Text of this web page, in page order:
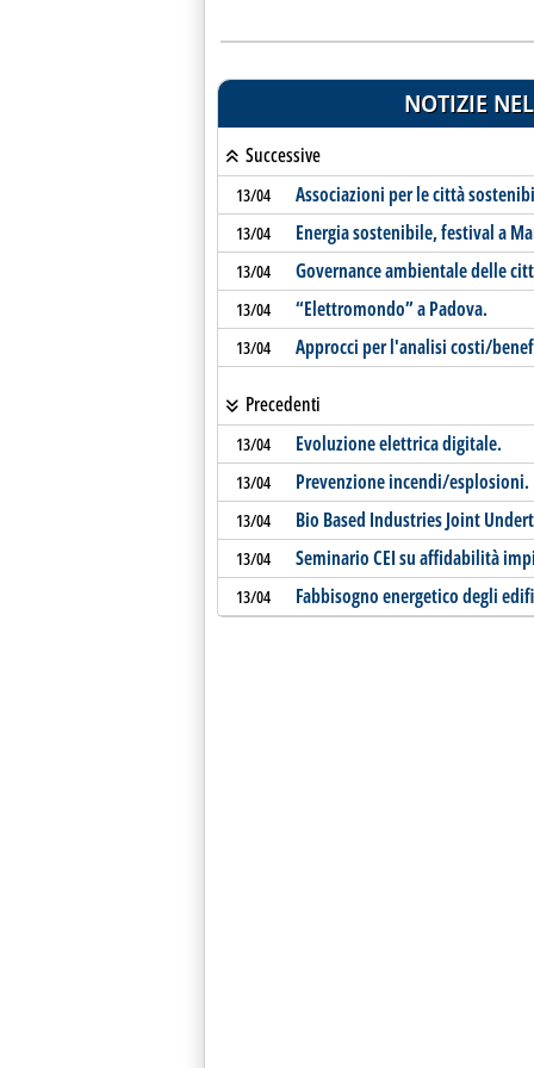
NOTIZIE
Successive
13/04 Associazioni per le città
13/04 Energia sostenibile, festival a
13/04 Governance ambientale delle
13/04 “Elettromondo” a Padova.
13/04 Approcci per l'analisi costi/
Precedenti
13/04 Evoluzione elettrica digitale.
13/04 Prevenzione incendi/esplosioni.
13/04 Bio Based Industries Joint
13/04 Seminario CEI su affidabilità
13/04 Fabbisogno energetico degli